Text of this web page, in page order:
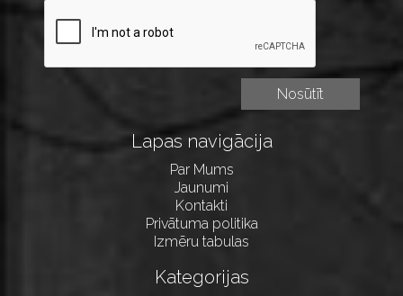
Lapas navigācija
Par Mums
Jaunumi
Kontakti
Privātuma politika
Izmēru tabulas
Kategorijas